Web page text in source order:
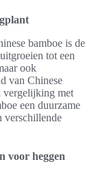
bamboe is de
tot een
ook
van Chinese
vergelijking met
een duurzame
verschillende
voor heggen